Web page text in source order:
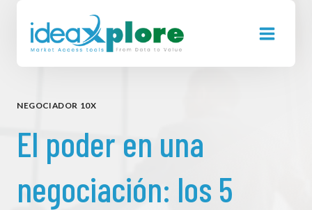
contenido
NEGOCIADOR 10X
El poder en una
negociación: los 5